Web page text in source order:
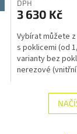
DPH
3 630 Kč
Vybírat můžete
s poklicemi (od
varianty bez
nerezové